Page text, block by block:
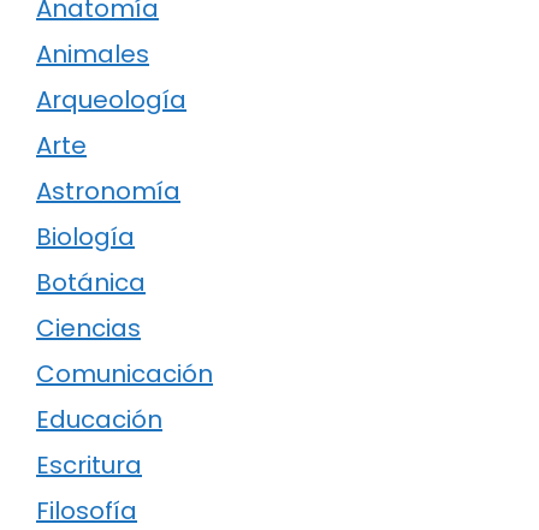
Anatomía
Animales
Arqueología
Arte
Astronomía
Biología
Botánica
Ciencias
Comunicación
Educación
Escritura
Filosofía